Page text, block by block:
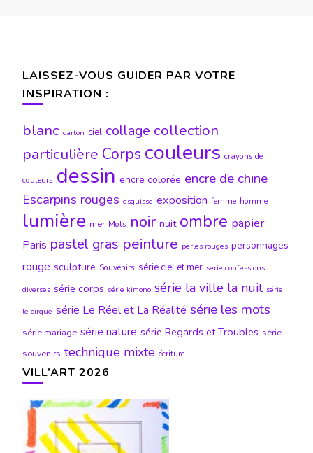
LAISSEZ-VOUS GUIDER PAR VOTRE
INSPIRATION :
blanc carton ciel collage collection
particulière Corps couleurs crayons de
couleurs dessin encre colorée encre de chine
Escarpins rouges esquisse exposition femme homme
lumière mer Mots noir nuit ombre papier
Paris pastel gras peinture perles rouges personnages
rouge sculpture Souvenirs série ciel et mer série confessions
diverses série corps série kimono série la ville la nuit série
le cirque série Le Réel et La Réalité série les mots
série mariage série nature série Regards et Troubles série
souvenirs technique mixte écriture
VILL’ART 2026